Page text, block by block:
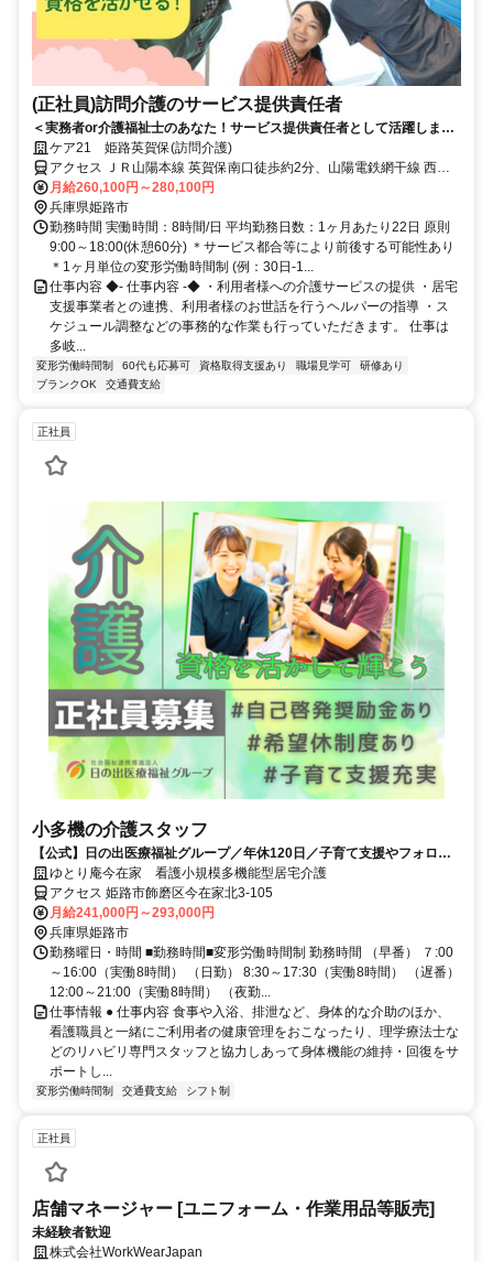
(正社員)訪問介護のサービス提供責任者
＜実務者or介護福祉士のあなた！サービス提供責任者として活躍しませ
んか！＞ご利用者様の笑顔と「ありがとう」の一言が仕事のやりがいへ
と変わります。資格を活かし、体制が整った環境で働きたい方歓迎！
ケア21 姫路英賀保(訪問介護)
アクセス ＪＲ山陽本線 英賀保南口徒歩約2分、山陽電鉄網干線 西飾
磨徒歩約18分、山陽電鉄網干線 夢前川北口徒歩約23分 JR山陽本線
「英賀保」駅から徒歩約1分
月給260,100円～280,100円
兵庫県姫路市
勤務時間 実働時間：8時間/日 平均勤務日数：1ヶ月あたり22日 原則
9:00～18:00(休憩60分) ＊サービス都合等により前後する可能性あり
＊1ヶ月単位の変形労働時間制 (例：30日-1...
仕事内容 ◆- 仕事内容 -◆ ・利用者様への介護サービスの提供 ・居宅
支援事業者との連携、利用者様のお世話を行うヘルパーの指導 ・ス
ケジュール調整などの事務的な作業も行っていただきます。 仕事は
多岐...
変形労働時間制 60代も応募可 資格取得支援あり 職場見学可
研修あり
ブランクOK
交通費支給
正社員
小多機の介護スタッフ
【公式】日の出医療福祉グループ／年休120日／子育て支援やフォロー
UP＆キャリア支援が充実◎
ゆとり庵今在家 看護小規模多機能型居宅介護
アクセス 姫路市飾磨区今在家北3-105
月給241,000円～293,000円
兵庫県姫路市
勤務曜日・時間 ■勤務時間■変形労働時間制 勤務時間 （早番） ７:00
～16:00（実働8時間） （日勤） 8:30～17:30（実働8時間） （遅番）
12:00～21:00（実働8時間） （夜勤...
仕事情報 ● 仕事内容 食事や入浴、排泄など、身体的な介助のほか、
看護職員と一緒にご利用者の健康管理をおこなったり、理学療法士な
どのリハビリ専門スタッフと協力しあって身体機能の維持・回復をサ
ポートし...
変形労働時間制 交通費支給 シフト制
正社員
店舗マネージャー [ユニフォーム・作業用品等販売]
未経験者歓迎
株式会社WorkWearJapan